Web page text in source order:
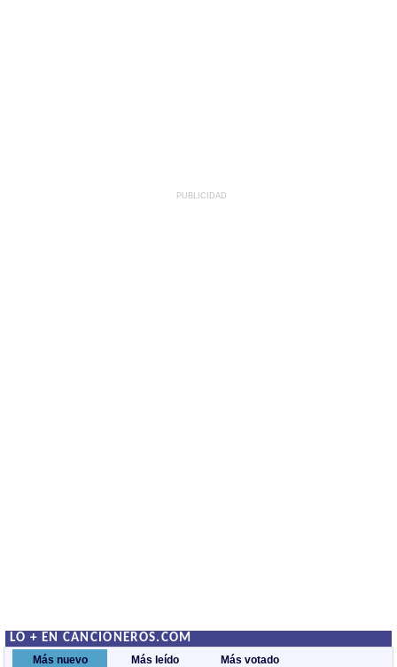
PUBLICIDAD
LO + EN CANCIONEROS.COM
Más nuevo Más leído Más votado